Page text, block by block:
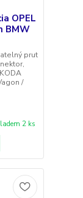
OPEL
BMW
prut
/
2 ks